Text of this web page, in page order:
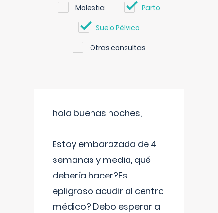
Molestia Parto
Suelo Pélvico
Otras consultas
hola buenas noches,
Estoy embarazada de 4
semanas y media, qué
debería hacer?Es
epligroso acudir al centro
médico? Debo esperar a